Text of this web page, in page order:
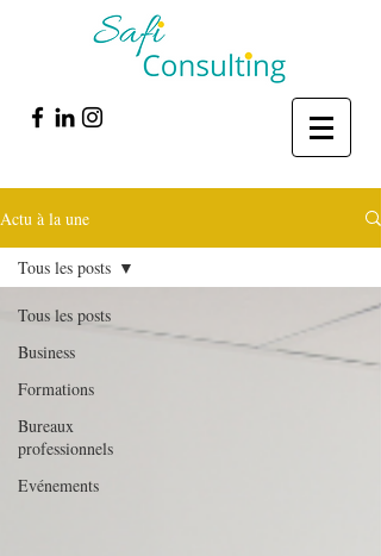
Actu à la une
Tous les posts
Business
Formations
Bureaux
professionnels
Evénements
Tous les posts